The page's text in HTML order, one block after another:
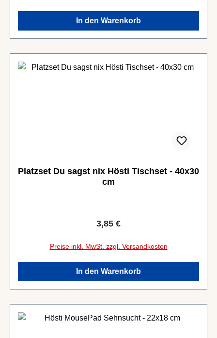
In den Warenkorb
Platzset Du sagst nix Hösti Tischset - 40x30
cm
Regulärer Preis:
3,85 €
Preise inkl. MwSt. zzgl. Versandkosten
In den Warenkorb